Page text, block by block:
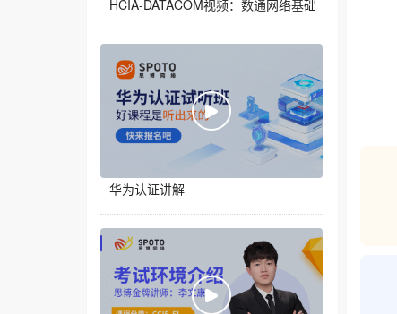
HCIA-DATACOM视频：数通网络基础
华为认证讲解